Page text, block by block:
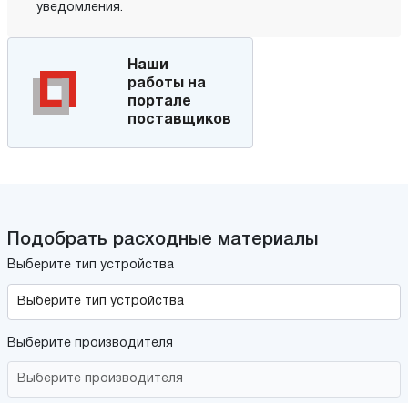
уведомления.
Наши
работы на
портале
поставщиков
Подобрать расходные материалы
Выберите тип устройства
Выберите производителя